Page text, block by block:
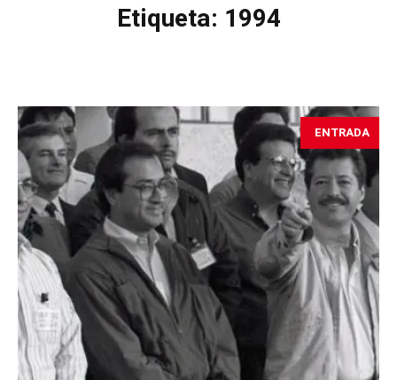
Etiqueta: 1994
ENTRADA